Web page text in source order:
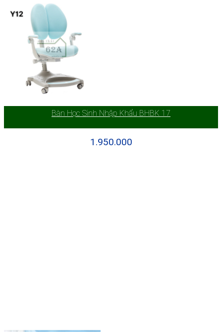
Bàn Học Sinh Nhập Khẩu BHBK 17
1.950.000